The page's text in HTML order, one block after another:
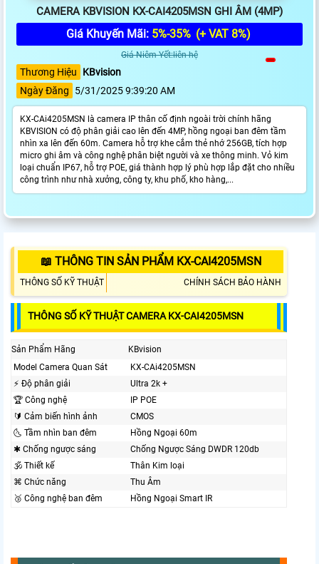
CAMERA KBVISION KX-CAI4205MSN GHI ÂM (4MP)
Giá Khuyến Mãi: 5%-35% (+ VAT 8%)
Giá Niêm Yết:liên hệ
Thương Hiệu
KBvision
Ngày Đăng
5/31/2025 9:39:20 AM
KX-CAi4205MSN là camera IP thân cố định ngoài trời chính hãng
KBVISION có độ phân giải cao lên đến 4MP, hồng ngoại ban đêm tầm
nhìn xa lên đến 60m. Camera hỗ trợ khe cắm thẻ nhớ 256GB, tích hợp
micro ghi âm và công nghệ phân biệt người và xe thông minh. Vỏ kim
loại chuẩn IP67, hỗ trợ POE, giá thành hợp lý phù hợp lắp đặt cho nhiều
công trình như nhà xưởng, công ty, khu phố, kho hàng,...
📖 THÔNG TIN SẢN PHẨM KX-CAI4205MSN
THÔNG SỐ KỸ THUẬT CHÍNH SÁCH BẢO HÀNH
THÔNG SỐ KỸ THUẬT CAMERA KX-CAI4205MSN
Sản Phẩm Hãng
KBvision
Model Camera Quan Sát
KX-CAi4205MSN
️⚡ Độ phân giải
Ultra 2k +
🏆 Công nghệ
IP POE
🔰 Cảm biến hình ảnh
CMOS
🌜 Tầm nhìn ban đêm
Hồng Ngoại 60m
✱ Chống ngược sáng
Chống Ngược Sáng DWDR 120db
🕉️ Thiết kế
Thân Kim loại
⌘ Chức năng
Thu Âm
🥉 Công nghệ ban đêm
Hồng Ngoại Smart IR